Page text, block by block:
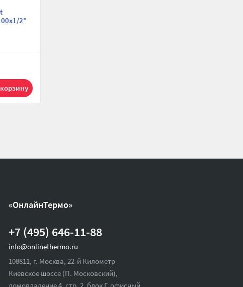
2"
«ОнлайнТермо»
+7 (495) 646-11-88
info@onlinethermo.ru
108811, г. Москва, 22-й Километр
Киевское шоссе (П. Московский),